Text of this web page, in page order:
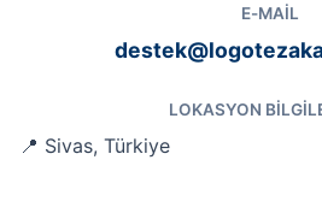
E-MAIL
LOKASYON
📍 Sivas, Türkiye